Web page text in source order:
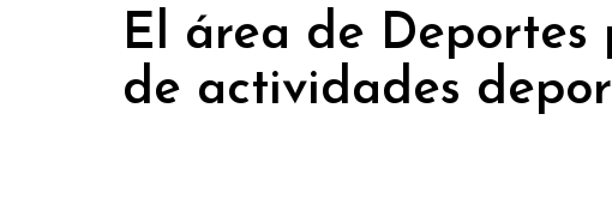
El área de Deportes
de actividades